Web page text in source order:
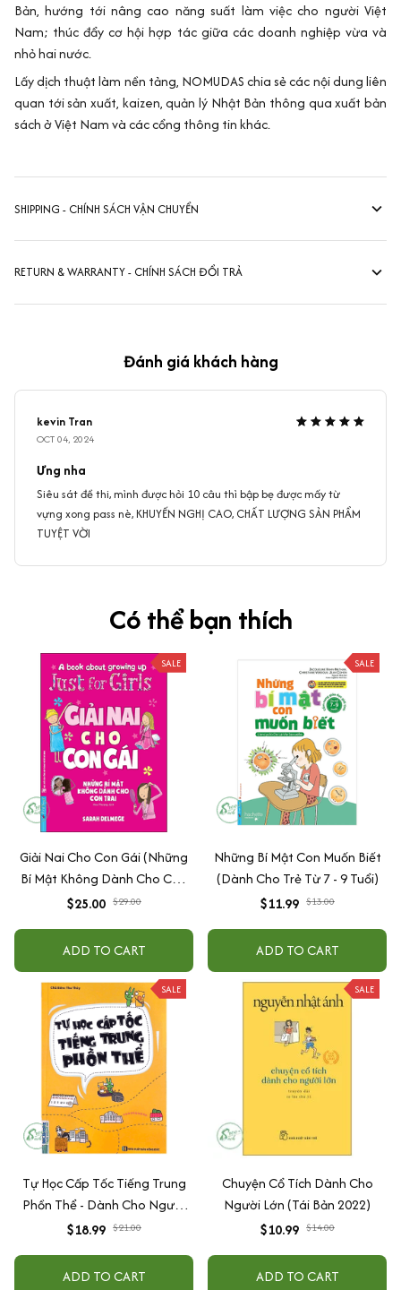
Bản, hướng tới nâng cao năng suất làm việc cho người Việt
Nam; thúc đẩy cơ hội hợp tác giữa các doanh nghiệp vừa và
nhỏ hai nước.
Lấy dịch thuật làm nền tảng, NOMUDAS chia sẻ các nội dung liên
quan tới sản xuất, kaizen, quản lý Nhật Bản thông qua xuất bản
sách ở Việt Nam và các cổng thông tin khác.
SHIPPING - CHÍNH SÁCH VẬN CHUYỂN
RETURN & WARRANTY - CHÍNH SÁCH ĐỔI TRẢ
Đánh giá khách hàng
kevin Tran
OCT 04, 2024
Ưng nha
Siêu sát đề thi, mình được hỏi 10 câu thì bập bẹ được mấy từ
vựng xong pass nè, KHUYẾN NGHỊ CAO, CHẤT LƯỢNG SẢN PHẨM
TUYỆT VỜI
Có thể bạn thích
SALE
Giải Nai Cho Con Gái (Những
Bí Mật Không Dành Cho Con
Trai)
$25.00 $29.00
ADD TO CART
SALE
Những Bí Mật Con Muốn Biết
(Dành Cho Trẻ Từ 7 - 9 Tuổi)
$11.99 $13.00
ADD TO CART
SALE
Tự Học Cấp Tốc Tiếng Trung
Phồn Thể - Dành Cho Người
Mới Bắt Đầu
$18.99 $21.00
ADD TO CART
SALE
Chuyện Cổ Tích Dành Cho
Người Lớn (Tái Bản 2022)
$10.99 $14.00
ADD TO CART